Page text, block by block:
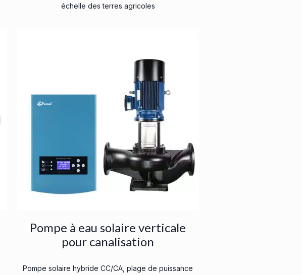
échelle des terres agricoles
Pompe à eau solaire verticale
pour canalisation
Pompe solaire hybride CC/CA, plage de puissance